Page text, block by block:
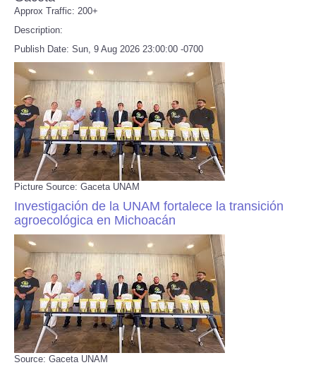
Approx Traffic: 200+
Description:
Publish Date: Sun, 9 Aug 2026 23:00:00 -0700
Picture Source: Gaceta UNAM
Investigación de la UNAM fortalece la transición
agroecológica en Michoacán
Source: Gaceta UNAM